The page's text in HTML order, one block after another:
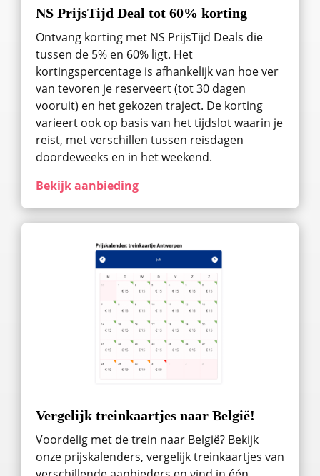
NS PrijsTijd Deal tot 60% korting
Ontvang korting met NS PrijsTijd Deals die
tussen de 5% en 60% ligt. Het
kortingspercentage is afhankelijk van hoe ver
van tevoren je reserveert (tot 30 dagen
vooruit) en het gekozen traject. De korting
varieert ook op basis van het tijdslot waarin je
reist, met verschillen tussen reisdagen
doordeweeks en in het weekend.
Bekijk aanbieding
Vergelijk treinkaartjes naar België!
Voordelig met de trein naar België? Bekijk
onze prijskalenders, vergelijk treinkaartjes van